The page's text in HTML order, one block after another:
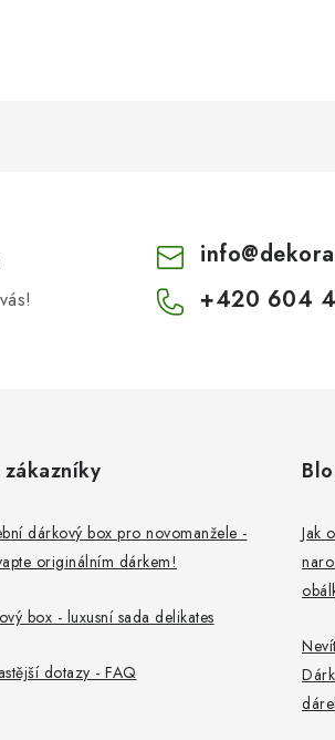
info@
+420 604
zákazníky
dárkový box pro novomanžele -
originálním dárkem!
box - luxusní sada delikates
dotazy - FAQ
Jak